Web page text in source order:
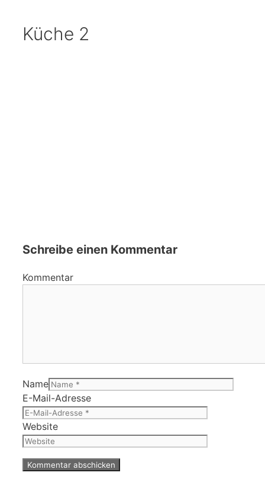
Küche 2
Schreibe einen Kommentar
Kommentar
Name
E-Mail-Adresse
Website